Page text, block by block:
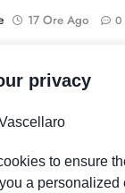
17 Ore Ago 0
PMI®: la
in otto mesi
privacy
to ensure
a